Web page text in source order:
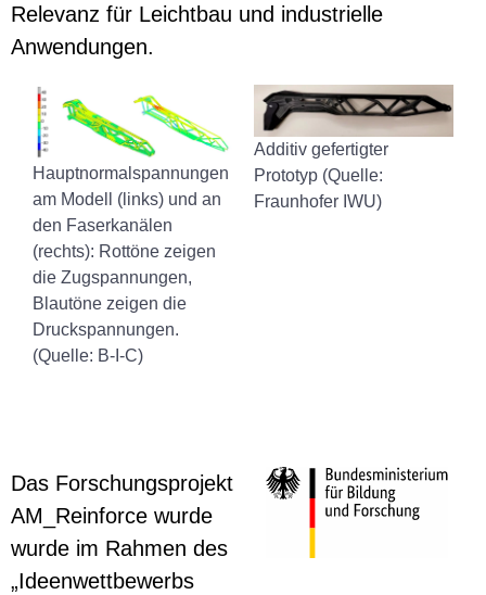
Relevanz für Leichtbau und industrielle
Anwendungen.
Hauptnormalspannungen
am Modell (links) und an
den Faserkanälen
(rechts): Rottöne zeigen
die Zugspannungen,
Blautöne zeigen die
Druckspannungen.
(Quelle: B-I-C)
Additiv gefertigter
Prototyp (Quelle:
Fraunhofer IWU)
Das Forschungsprojekt
AM_Reinforce wurde
wurde im Rahmen des
„Ideenwettbewerbs